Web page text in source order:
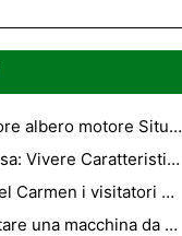
Dov'è il sensore albero motore Situato su una Ford Probe ?
La vita spaziosa: Vivere Caratteristico Favorito Limousine "
Hotel Playa del Carmen i visitatori non devono vivere Far Away From
Come acquistare una macchina da Belgio